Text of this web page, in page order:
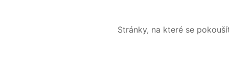
Stránky, na které se